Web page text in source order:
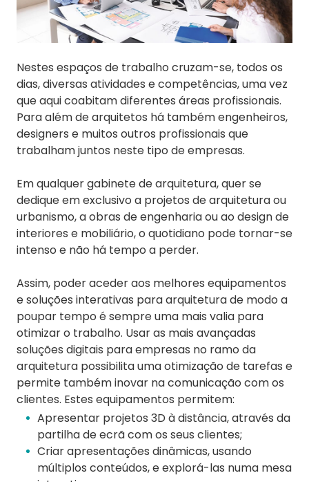
Nestes espaços de trabalho cruzam-se, todos os
dias, diversas atividades e competências, uma vez
que aqui coabitam diferentes áreas profissionais.
Para além de arquitetos há também engenheiros,
designers e muitos outros profissionais que
trabalham juntos neste tipo de empresas.
Em qualquer gabinete de arquitetura, quer se
dedique em exclusivo a projetos de arquitetura ou
urbanismo, a obras de engenharia ou ao design de
interiores e mobiliário, o quotidiano pode tornar-se
intenso e não há tempo a perder.
Assim, poder aceder aos melhores equipamentos
e soluções interativas para arquitetura de modo a
poupar tempo é sempre uma mais valia para
otimizar o trabalho. Usar as mais avançadas
soluções digitais para empresas no ramo da
arquitetura possibilita uma otimização de tarefas e
permite também inovar na comunicação com os
clientes. Estes equipamentos permitem:
Apresentar projetos 3D à distância, através da
partilha de ecrã com os seus clientes;
Criar apresentações dinâmicas, usando
múltiplos conteúdos, e explorá-las numa mesa